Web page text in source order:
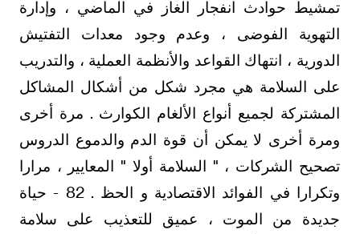
تمشيط حوادث انفجار الغاز في الماضي ، وإدارة
التهوية الفوضى ، وعدم وجود معدات التفتيش
الدورية ، انتهاك القواعد والأنظمة العملية ، والتدريب
على السلامة هي مجرد شكل من أشكال المشاكل
المشتركة لجميع أنواع الألغام الكوارث . مرة أخرى
ومرة أخرى لا يمكن أن قوة الدم والدموع الدروس
تصحيح الشركات ، " السلامة أولا " المعايير ، مرارا
وتكرارا في الفوائد الاقتصادية و الحظ . 82 - حياة
جديدة من الموت ، عميق للتعذيب على سلامة